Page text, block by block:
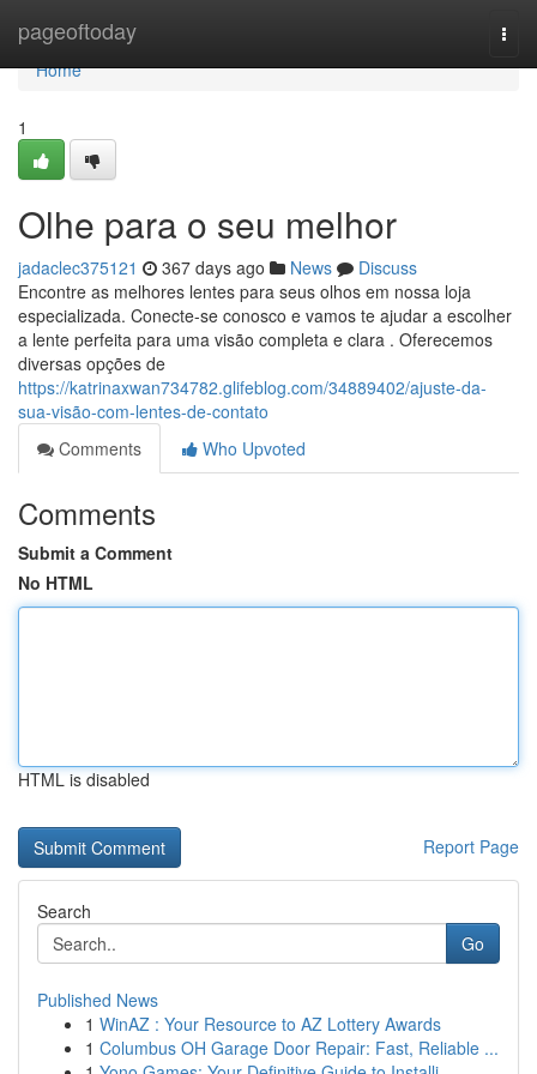
pageoftoday
Home
Home
1
Olhe para o seu melhor
jadaclec375121 367 days ago News
Discuss
Encontre as melhores lentes para seus olhos em nossa loja
especializada. Conecte-se conosco e vamos te ajudar a escolher
a lente perfeita para uma visão completa e clara . Oferecemos
diversas opções de
https://katrinaxwan734782.glifeblog.com/34889402/ajuste-da-
sua-visão-com-lentes-de-contato
Comments
Who Upvoted
Comments
Submit a Comment
No HTML
HTML is disabled
Report Page
Search
Go
Published News
1 WinAZ : Your Resource to AZ Lottery Awards
1 Columbus OH Garage Door Repair: Fast, Reliable ...